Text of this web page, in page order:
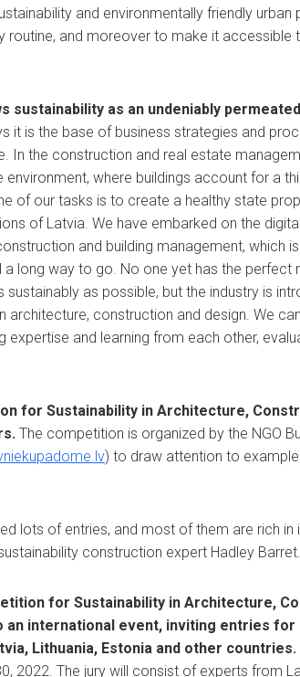
and environmentally friendly urban
routine, and moreover to make it accessible
sustainability as an undeniably
it is the base of business strategies and
In the construction and real estate
where buildings account for a
of our tasks is to create a healthy state
of Latvia. We have embarked on the
and building management, which
a long way to go. No one yet has the
sustainably as possible, but the industry is
architecture, construction and design. We
expertise and learning from each other,
for Sustainability in Architecture,
The competition is organized by the NGO
) to draw attention to
lots of entries, and most of them are rich
construction expert Hadley Barret.
for Sustainability in Architecture,
an international event, inviting entries
Lithuania, Estonia and other countries.
2022. The jury will consist of experts from